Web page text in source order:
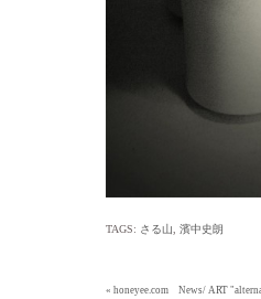
TAGS: さる山 濱中史朗
« honeyee.com News/ ART